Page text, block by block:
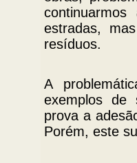
estradas,
resíduos.
A
exemplos de
prova a
Porém, este